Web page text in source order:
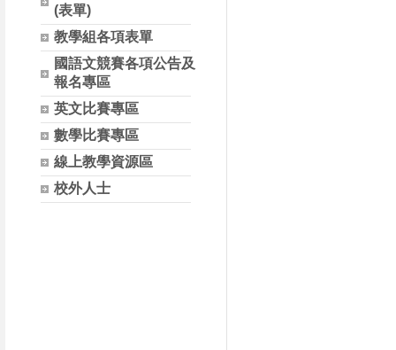
(表單)
教學組各項表單
國語文競賽各項公告及
報名專區
英文比賽專區
數學比賽專區
線上教學資源區
校外人士